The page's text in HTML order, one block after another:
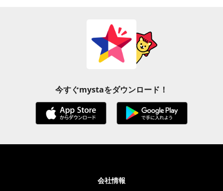
今すぐmystaをダウンロード！
会社情報